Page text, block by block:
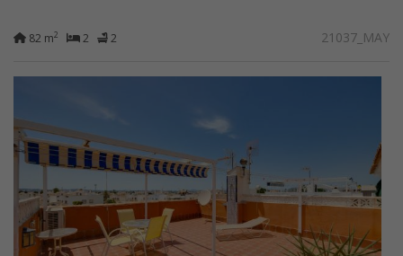
82 m2 2 2 21037_MAY